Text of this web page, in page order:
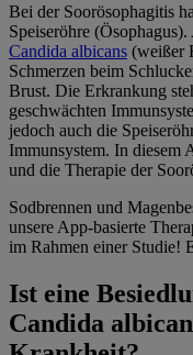
Bei der Soorösophagitis
Speiseröhre
Candida albicans (weißer
Schmerzen beim
Brust. Die Erkrankung
geschwächten
jedoch auch die
Immunsystem. In diesem
und die Therapie der
Sodbrennen und
unsere App-basierte
im Rahmen einer Studie!
Ist eine
Candida